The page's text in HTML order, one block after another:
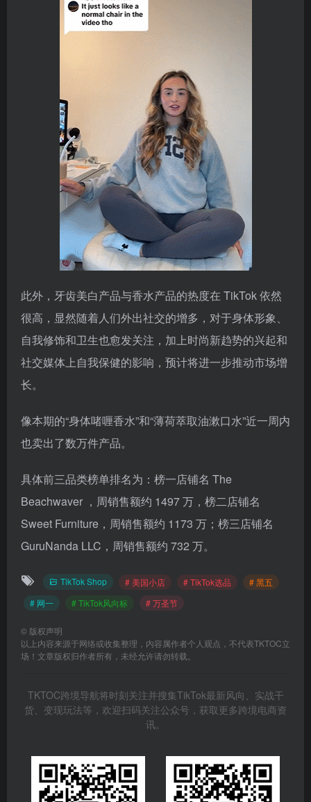
此外，牙齿美白产品与香水产品的热度在 TikTok 依然
很高，显然随着人们外出社交的增多，对于身体形象、
自我修饰和卫生也愈发关注，加上时尚新趋势的兴起和
社交媒体上自我保健的影响，预计将进一步推动市场增
长。
像本期的“身体啫喱香水”和“薄荷萃取油漱口水”近一周内
也卖出了数万件产品。
具体前三品类榜单排名为：榜一店铺名 The
Beachwaver ，周销售额约 1497 万，榜二店铺名
Sweet Furniture，周销售额约 1173 万；榜三店铺名
GuruNanda LLC，周销售额约 732 万。
TikTok Shop # 美国小店 # TikTok选品
# 黑五
# 网一
# TikTok风向标 # 万圣节
© 版权声明
以上内容来源于网络或收集整理，内容属作者个人观点，不代表TKTOC立
场！文章版权归作者所有，未经允许请勿转载。
TKTOC跨境导航将时刻关注并搜集TikTok最新风向、实战干
货、变现玩法等，欢迎扫码关注公众号，获取更多跨境电商资
讯。